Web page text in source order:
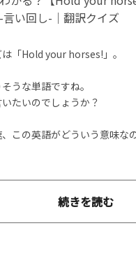
「Hold your horses!」。
うな単語ですね。
たいのでしょうか？
この英語がどういう意味な
続きを読む